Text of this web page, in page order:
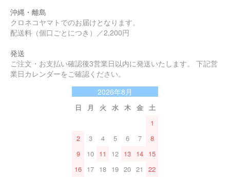
沖縄・離島
クロネコヤマトでのお届けとなります。
配送料（個口ごとにつき）／2,200円
発送
ご注文・お支払い確認後3営業日以内に発送いたします。 下記営
業日カレンダーをご確認ください。
2026年8月
日 月 火 水 木 金
土
1
2
3 4 5 6 7
8
9
10 11 12 13 14 15
16 17 18 19 20 21
22